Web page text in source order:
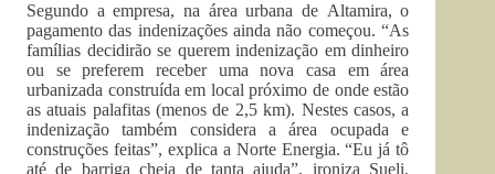
Segundo a empresa, na área urbana de Altamira, o
pagamento das indenizações ainda não começou. “As
famílias decidirão se querem indenização em dinheiro
ou se preferem receber uma nova casa em área
urbanizada construída em local próximo de onde estão
as atuais palafitas (menos de 2,5 km). Nestes casos, a
indenização também considera a área ocupada e
construções feitas”, explica a Norte Energia. “Eu já tô
até de barriga cheia de tanta ajuda”, ironiza Sueli,